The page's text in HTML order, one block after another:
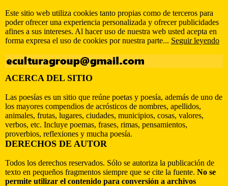
Este sitio web utiliza cookies tanto propias como de terceros para
poder ofrecer una experiencia personalizada y ofrecer publicidades
afines a sus intereses. Al hacer uso de nuestra web usted acepta en
forma expresa el uso de cookies por nuestra parte... Seguir leyendo
ACERCA DEL SITIO
Las poesías es un sitio que reúne poetas y poesía, además de uno de
los mayores compendios de acrósticos de nombres, apellidos,
animales, frutas, lugares, ciudades, municipios, cosas, valores,
verbos, etc. Incluye poemas, frases, rimas, pensamientos,
proverbios, reflexiones y mucha poesía.
DERECHOS DE AUTOR
Todos los derechos reservados. Sólo se autoriza la publicación de
texto en pequeños fragmentos siempre que se cite la fuente. No se
permite utilizar el contenido para conversión a archivos